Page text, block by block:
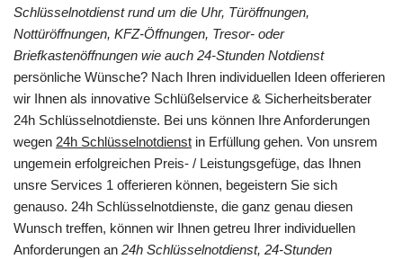
Schlüsselnotdienst rund um die Uhr, Türöffnungen,
Nottüröffnungen, KFZ-Öffnungen, Tresor- oder
Briefkastenöffnungen wie auch 24-Stunden Notdienst
persönliche Wünsche? Nach Ihren individuellen Ideen offerieren
wir Ihnen als innovative Schlüßelservice & Sicherheitsberater
24h Schlüsselnotdienste. Bei uns können Ihre Anforderungen
wegen 24h Schlüsselnotdienst in Erfüllung gehen. Von unsrem
ungemein erfolgreichen Preis- / Leistungsgefüge, das Ihnen
unsre Services 1 offerieren können, begeistern Sie sich
genauso. 24h Schlüsselnotdienste, die ganz genau diesen
Wunsch treffen, können wir Ihnen getreu Ihrer individuellen
Anforderungen an 24h Schlüsselnotdienst, 24-Stunden